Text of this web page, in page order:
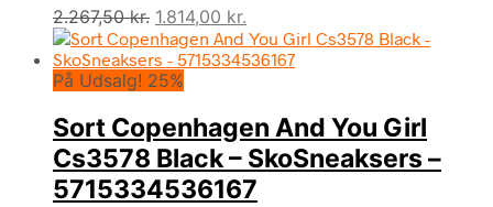
2.267,50kr. Den
oprindelige
pris
var:
1.814,00 kr.
aktuelle
pris
På Udsalg! 25%
Sort Copenhagen And You Girl
Cs3578 Black – SkoSneaksers –
5715334536167